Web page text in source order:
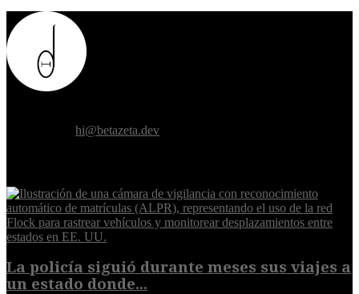
hi@betazeta.dev
La policía siguió durante meses sus viajes a
un estado donde...